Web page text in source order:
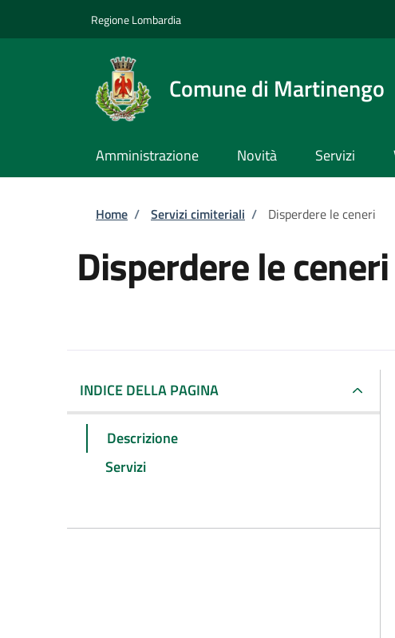
Regione Lombardia
Comune di Martinengo
Amministrazione Novità Servizi
Briciole di pane
Home / Servizi cimiteriali / Disperdere le ceneri
Disperdere le ceneri
INDICE DELLA PAGINA
Descrizione
Servizi